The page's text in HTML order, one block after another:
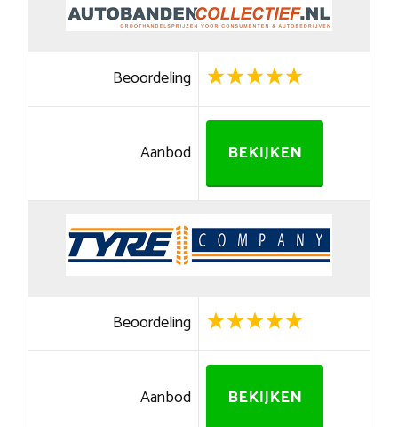
Beoordeling
Aanbod BEKIJKEN
Beoordeling
Aanbod BEKIJKEN